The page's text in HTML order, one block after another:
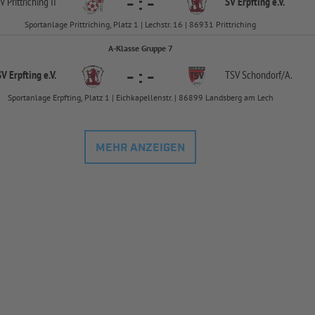
- : -
Sportanlage Prittriching, Platz 1 | Lechstr. 16 | 86931 Prittriching
A-Klasse Gruppe 7
Erpfting e.V. - : - TSV Schondorf/A.
Sportanlage Erpfting, Platz 1 | Eichkapellenstr. | 86899 Landsberg am Lech
MEHR ANZEIGEN